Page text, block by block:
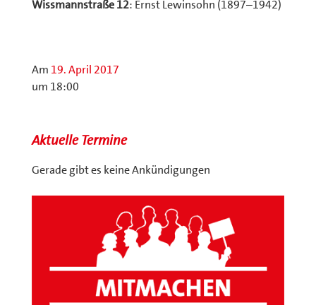
Wissmannstraße 12: Ernst Lewinsohn (1897–1942)
Am 19. April 2017
um 18:00
Aktuelle Termine
Gerade gibt es keine Ankündigungen